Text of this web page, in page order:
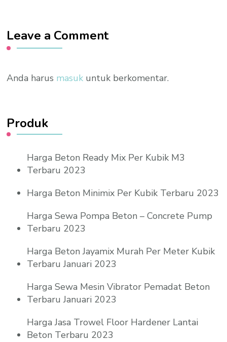
Leave a Comment
Anda harus masuk untuk berkomentar.
Produk
Harga Beton Ready Mix Per Kubik M3
Terbaru 2023
Harga Beton Minimix Per Kubik Terbaru 2023
Harga Sewa Pompa Beton – Concrete Pump
Terbaru 2023
Harga Beton Jayamix Murah Per Meter Kubik
Terbaru Januari 2023
Harga Sewa Mesin Vibrator Pemadat Beton
Terbaru Januari 2023
Harga Jasa Trowel Floor Hardener Lantai
Beton Terbaru 2023